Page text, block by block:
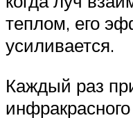
теплом, его
усиливается.
Каждый раз